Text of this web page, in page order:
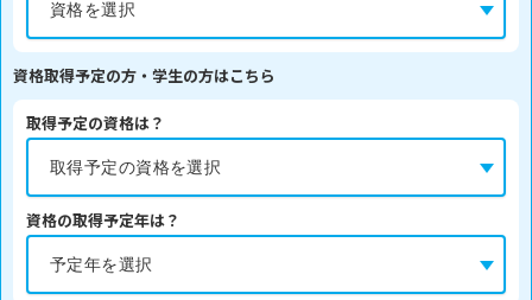
資格取得予定の方・学生の方はこちら
取得予定の資格は？
資格の取得予定年は？